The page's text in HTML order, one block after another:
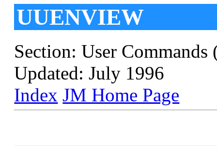
UUENVIEW
Section: User Commands
Updated: July 1996
Index JM Home Page